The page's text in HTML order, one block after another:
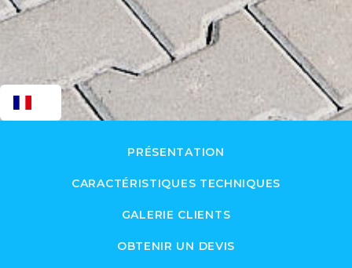
PRÉSENTATION
CARACTÉRISTIQUES TECHNIQUES
GALERIE CLIENTS
OBTENIR UN DEVIS